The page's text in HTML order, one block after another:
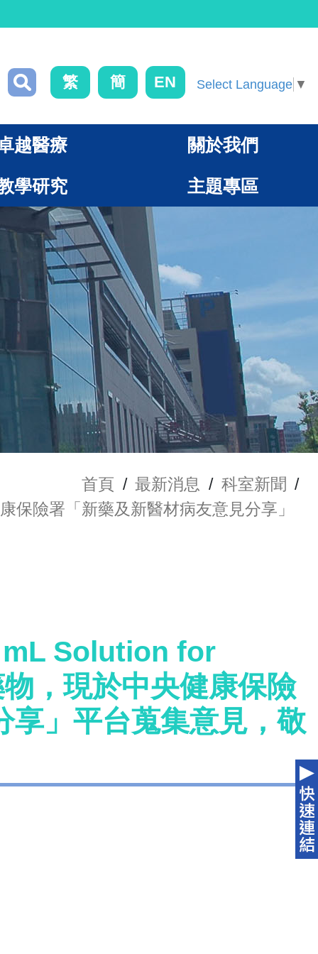
繁 簡 EN Select Language ▼
越醫療 關於我們
學研究 主題專區
首頁 / 最新消息 / 科室新聞 /
保險署「新藥及新醫材病友意見分享」
Solution for
，現於中央健康保險
享」平台蒐集意見，敬